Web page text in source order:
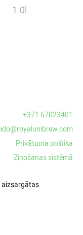
1.0l
+371 67023401
Privātuma politika
Ziņošanas sistēmā
aizsargātas